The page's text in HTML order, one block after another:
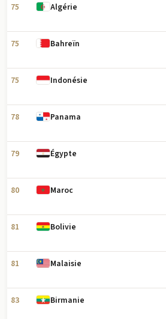
75 Algérie
75 Bahreïn
75 Indonésie
78 Panama
79 Égypte
80 Maroc
81 Bolivie
81 Malaisie
83 Birmanie